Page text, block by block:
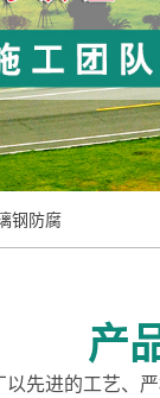
钢防腐
产
以先进的工艺、